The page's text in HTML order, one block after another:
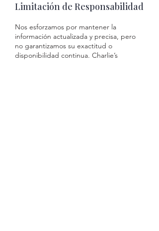
Limitación de Responsabilidad
Nos esforzamos por mantener la
información actualizada y precisa, pero
no garantizamos su exactitud o
disponibilidad continua. Charlie’s